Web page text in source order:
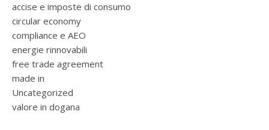
accise e imposte di consumo
circular economy
compliance e AEO
energie rinnovabili
free trade agreement
made in
Uncategorized
valore in dogana